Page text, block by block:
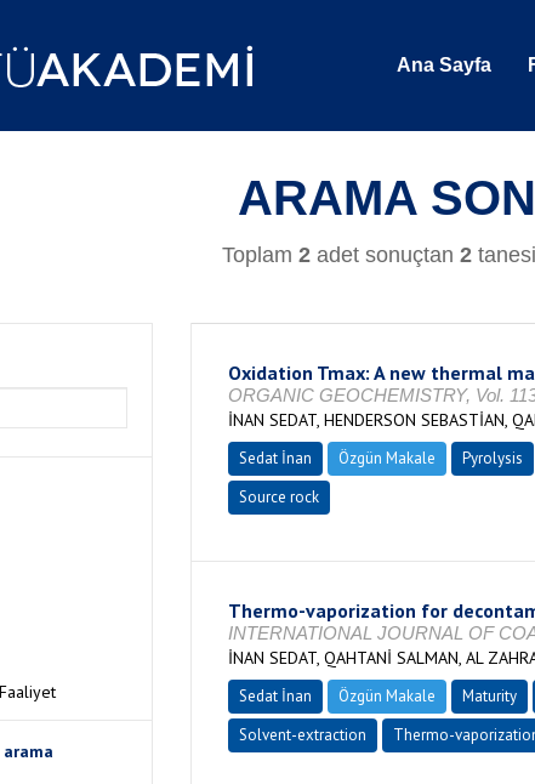
Ana Sayfa
ARAMA
Toplam 2 adet sonuçtan 2
arama
Oxidation Tmax: A new thermal
ORGANIC GEOCHEMISTRY, Vol.
İNAN SEDAT, HENDERSON SEBASTİAN,
Sedat İnan Özgün Makale Pyrolysis
Source rock
Thermo-vaporization for
INTERNATIONAL JOURNAL OF
İNAN SEDAT, QAHTANİ SALMAN, AL
Sedat İnan Özgün Makale Maturity
Solvent-extraction
Thermo-